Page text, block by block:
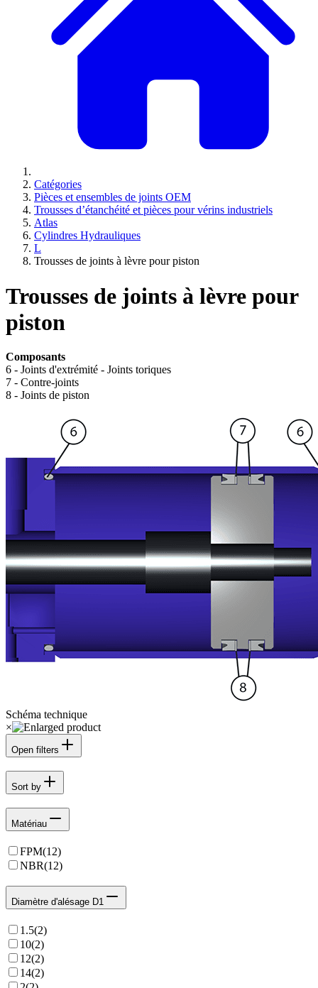
Catégories
Pièces et ensembles de joints OEM
Trousses d’étanchéité et pièces pour vérins industriels
Atlas
Cylindres Hydrauliques
L
Trousses de joints à lèvre pour piston
Trousses de joints à lèvre pour
piston
Composants
6 - Joints d'extrémité - Joints toriques
7 - Contre-joints
8 - Joints de piston
Schéma technique
×
Open filters
Sort by
Matériau
FPM(12)
NBR(12)
Diamètre d'alésage D1
1.5(2)
10(2)
12(2)
14(2)